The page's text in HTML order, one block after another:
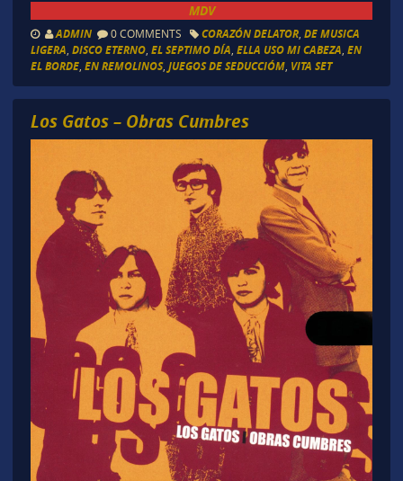
MDV
ADMIN 0 COMMENTS CORAZÓN DELATOR, DE MUSICA
LIGERA, DISCO ETERNO, EL SEPTIMO DÍA, ELLA USO MI CABEZA, EN
EL BORDE, EN REMOLINOS, JUEGOS DE SEDUCCIÓM, VITA SET
Los Gatos – Obras Cumbres